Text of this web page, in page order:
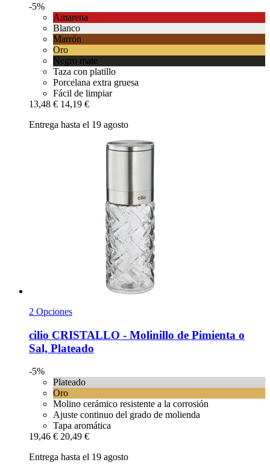
-5%
Amarena
Blanco
Marrón
Oro
Negro mate
Taza con platillo
Porcelana extra gruesa
Fácil de limpiar
13,48 € 14,19 €
Entrega hasta el 19 agosto
2 Opciones
cilio CRISTALLO -​ Molinillo de Pimienta o
Sal, Plateado
-5%
Plateado
Oro
Molino cerámico resistente a la corrosión
Ajuste continuo del grado de molienda
Tapa aromática
19,46 € 20,49 €
Entrega hasta el 19 agosto